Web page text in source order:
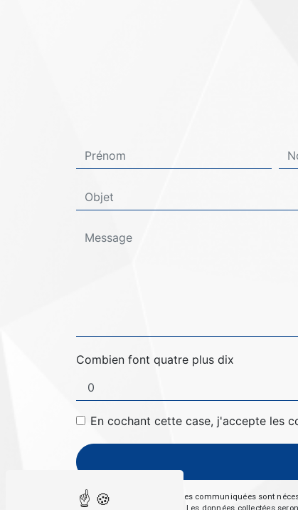
Combien font quatre plus dix
En cochant cette case, j'accepte les
** Les données personnelles communiquées sont